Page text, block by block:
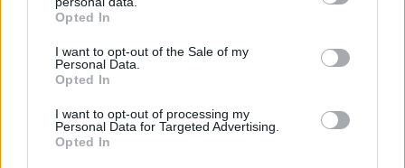
grant or deny consent to Google and its third-party tags to
use your data for below specified purposes in below Google
consent section.
Opted In
I want to opt-out of the Sale of my
Personal Data.
Opted In
I want to opt-out of processing my
Personal Data for Targeted Advertising.
Opted In
elkészíthető
2019. szeptember 03.
A kávé ma már nem csak presszó vagy latte lehet,
sőt, ha valami különlegesebbet akarunk, akkor sem